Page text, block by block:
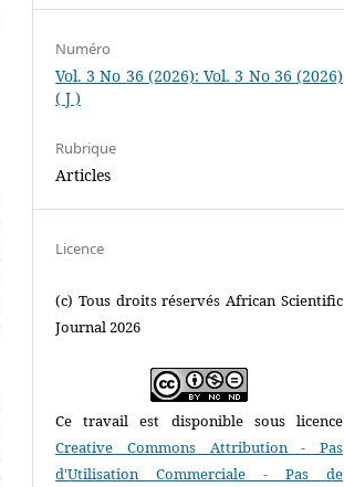
Numéro
Vol. 3 No 36 (2026): Vol. 3 No 36 (2026)
( J )
Rubrique
Articles
Licence
(c) Tous droits réservés African Scientific
Journal 2026
Ce travail est disponible sous licence
Creative Commons Attribution - Pas
d'Utilisation Commerciale - Pas de